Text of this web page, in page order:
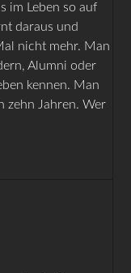
im Leben so auf
daraus und
nicht mehr. Man
Alumni oder
kennen. Man
zehn Jahren. Wer